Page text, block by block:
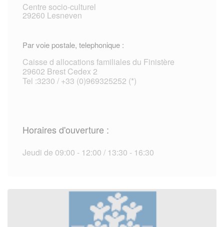
Centre socio-culturel
29260 Lesneven
Par voie postale, telephonique :
Caisse d allocations familiales du Finistère
29602 Brest Cedex 2
Tel :3230 / +33 (0)969325252 (*)
Horaires d'ouverture :
Jeudi de 09:00 - 12:00 / 13:30 - 16:30